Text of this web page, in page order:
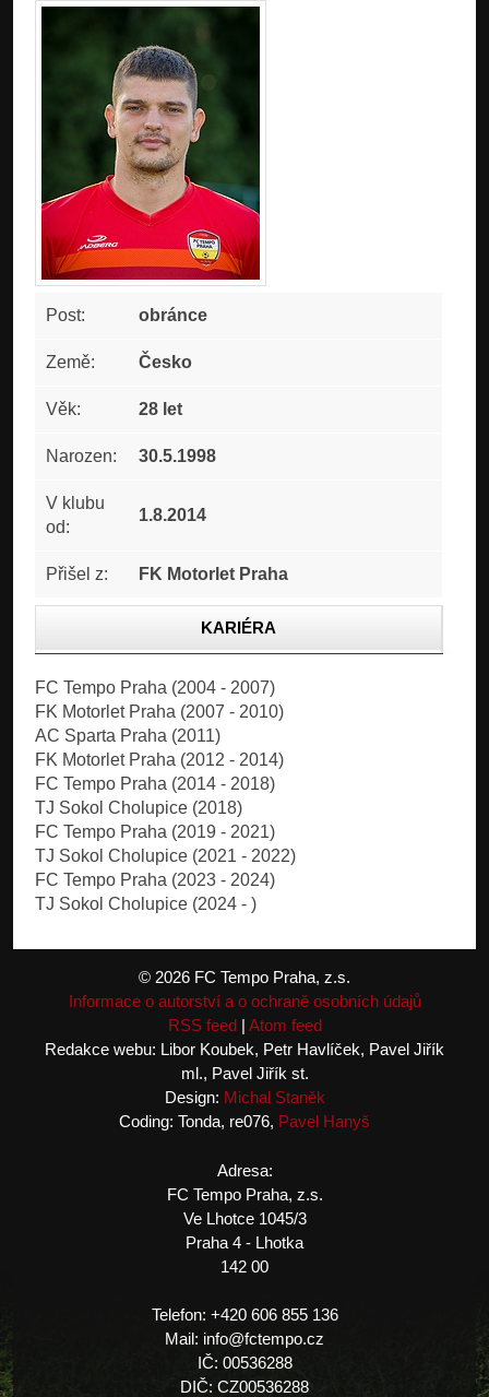
Post: obránce
Země: Česko
Věk: 28 let
Narozen: 30.5.1998
V klubu
od:
1.8.2014
Přišel z: FK Motorlet Praha
KARIÉRA
ČLÁNKY
FOTOGALERIE
FC Tempo Praha (2004 - 2007)
FK Motorlet Praha (2007 - 2010)
AC Sparta Praha (2011)
FK Motorlet Praha (2012 - 2014)
FC Tempo Praha (2014 - 2018)
TJ Sokol Cholupice (2018)
FC Tempo Praha (2019 - 2021)
TJ Sokol Cholupice (2021 - 2022)
FC Tempo Praha (2023 - 2024)
TJ Sokol Cholupice (2024 - )
© 2026 FC Tempo Praha, z.s.
Informace o autorství a o ochraně osobních údajů
RSS feed| Atom feed
Redakce webu: Libor Koubek, Petr Havlíček, Pavel Jiřík
ml., Pavel Jiřík st.
Design: Michal Staněk
Coding: Tonda, re076, Pavel Hanyš
Adresa:
FC Tempo Praha, z.s.
Ve Lhotce 1045/3
Praha 4 - Lhotka
142 00
Telefon: +420 606 855 136
Mail: info@fctempo.cz
IČ: 00536288
DIČ: CZ00536288